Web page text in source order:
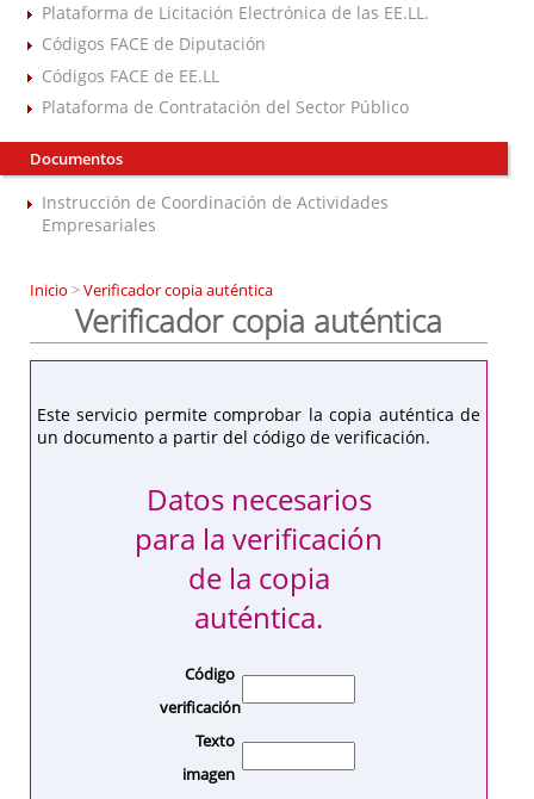
Plataforma de Licitación Electrónica de las EE.LL.
Códigos FACE de Diputación
Códigos FACE de EE.LL
Plataforma de Contratación del Sector Público
Documentos
Instrucción de Coordinación de Actividades
Empresariales
Inicio >Verificador copia auténtica
Verificador copia auténtica
Este servicio permite comprobar la copia auténtica de
un documento a partir del código de verificación.
Datos necesarios
para la verificación
de la copia
auténtica.
Código
verificación
Texto
imagen